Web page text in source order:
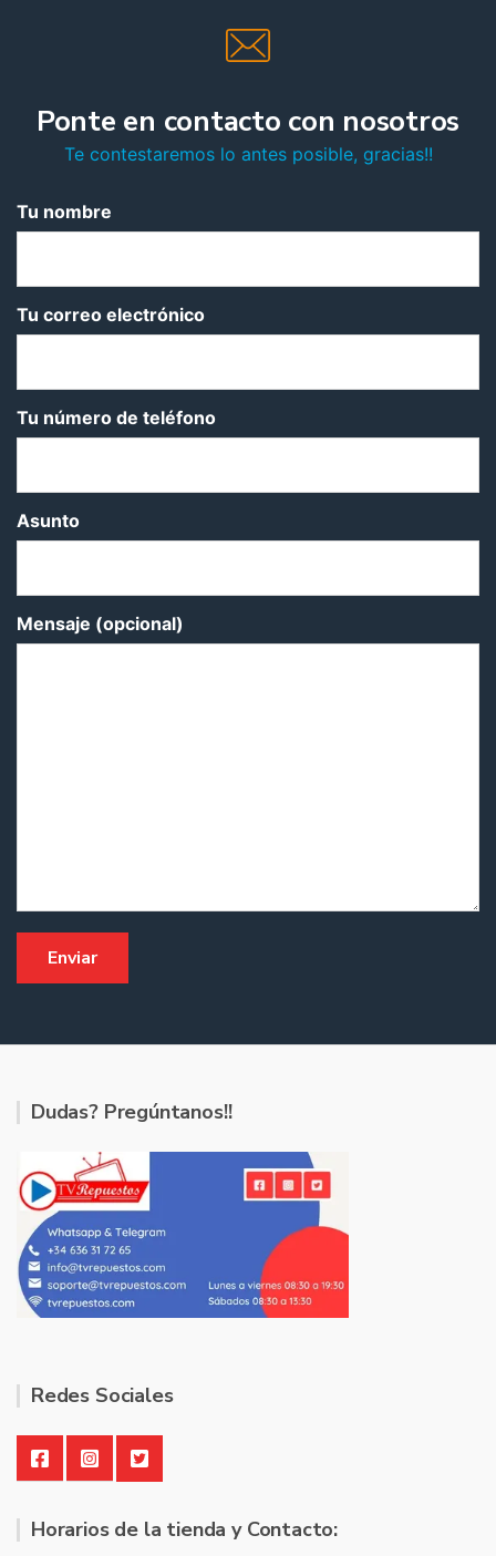
Ponte en contacto con nosotros
Te contestaremos lo antes posible, gracias!!
Tu nombre
Tu correo electrónico
Tu número de teléfono
Asunto
Mensaje (opcional)
Dudas? Pregúntanos!!
Redes Sociales
Horarios de la tienda y Contacto: